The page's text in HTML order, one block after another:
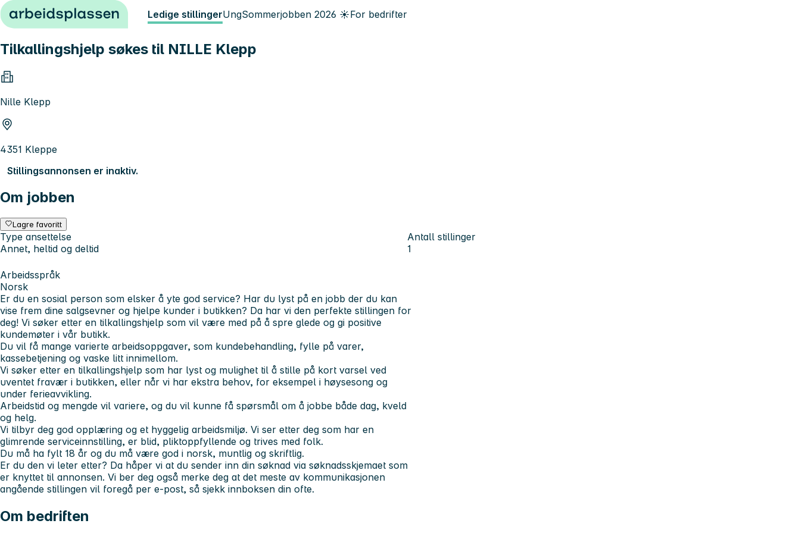
Hopp til innhold Ledige stillingerUngSommerjobben 2026 ☀️For bedrifter
Tilkallingshjelp søkes til NILLE Klepp
Nille Klepp
4351 Kleppe
Stillingsannonsen er inaktiv.
Om jobben
Lagre favoritt
Type ansettelse
Annet, heltid og deltid
Antall stillinger
1
Arbeidsspråk
Norsk
Er du en sosial person som elsker å yte god service? Har du lyst på en jobb der du kan
vise frem dine salgsevner og hjelpe kunder i butikken? Da har vi den perfekte stillingen for
deg! Vi søker etter en tilkallingshjelp som vil være med på å spre glede og gi positive
kundemøter i vår butikk.
Du vil få mange varierte arbeidsoppgaver, som kundebehandling, fylle på varer,
kassebetjening og vaske litt innimellom.
Vi søker etter en tilkallingshjelp som har lyst og mulighet til å stille på kort varsel ved
uventet fravær i butikken, eller når vi har ekstra behov, for eksempel i høysesong og
under ferieavvikling.
Arbeidstid og mengde vil variere, og du vil kunne få spørsmål om å jobbe både dag, kveld
og helg.
Vi tilbyr deg god opplæring og et hyggelig arbeidsmiljø. Vi ser etter deg som har en
glimrende serviceinnstilling, er blid, pliktoppfyllende og trives med folk.
Du må ha fylt 18 år og du må være god i norsk, muntlig og skriftlig.
Er du den vi leter etter? Da håper vi at du sender inn din søknad via søknadsskjemaet som
er knyttet til annonsen. Vi ber deg også merke deg at det meste av kommunikasjonen
angående stillingen vil foregå per e-post, så sjekk innboksen din ofte.
Om bedriften